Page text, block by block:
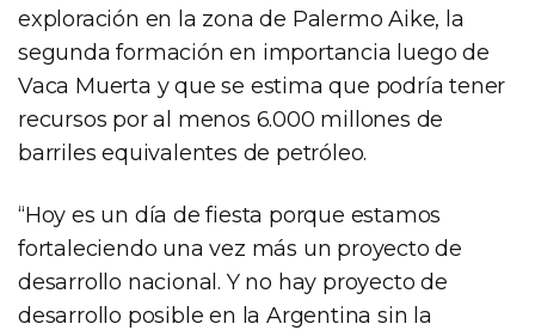
exploración en la zona de Palermo Aike, la
segunda formación en importancia luego de
Vaca Muerta y que se estima que podría tener
recursos por al menos 6.000 millones de
barriles equivalentes de petróleo.
“Hoy es un día de fiesta porque estamos
fortaleciendo una vez más un proyecto de
desarrollo nacional. Y no hay proyecto de
desarrollo posible en la Argentina sin la